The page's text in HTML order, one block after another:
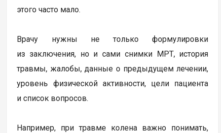
этого часто мало.
Врачу нужны не только формулировки
из заключения, но и сами снимки МРТ, история
травмы, жалобы, данные о предыдущем лечении,
уровень физической активности, цели пациента
и список вопросов.
Например, при травме колена важно понимать,